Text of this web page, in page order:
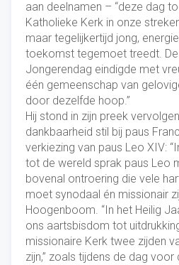
aan deelnamen – “deze dag
Katholieke Kerk in onze
maar tegelijkertijd jong,
toekomst tegemoet treedt.
Jongerendag eindigde met
één gemeenschap van
door dezelfde hoop.”
Hij stond in zijn preek
dankbaarheid stil bij paus
verkiezing van paus Leo XIV:
tot de wereld sprak paus Leo
bovenal ontroering die vele
moet synodaal én missionair
Hoogenboom. “In het Heilig
ons aartsbisdom tot
missionaire Kerk twee zijden
zijn,” zoals tijdens de dag voor